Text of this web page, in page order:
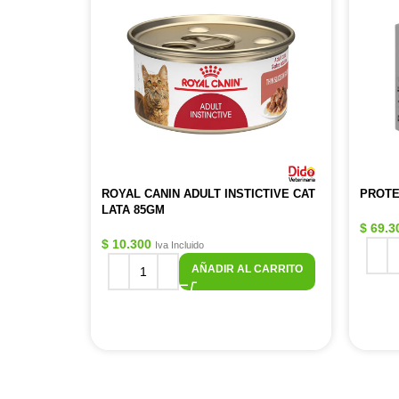
ROYAL CANIN ADULT INSTICTIVE CAT
LATA 85GM
$ 10.300 Iva Incluido
AÑADIR AL CARRITO
$